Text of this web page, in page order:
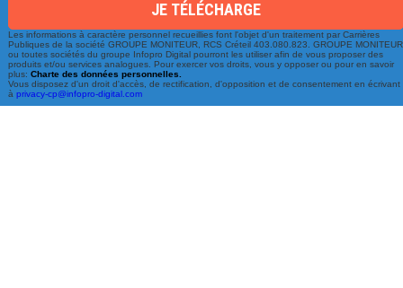
Une équipe à votre écoute
du lundi au vendredi de 9h à 17h
01 79 06 76 68
Les informations à caractère personnel recueillies font l'objet d'un traitement par Carrières
Publiques de la société GROUPE MONITEUR, RCS Créteil 403.080.823. GROUPE MONITEUR
ou toutes sociétés du groupe Infopro Digital pourront les utiliser afin de vous proposer des
produits et/ou services analogues. Pour exercer vos droits, vous y opposer ou pour en savoir
plus:Charte des données personnelles.
Vous disposez d'un droit d'accès, de rectification, d'opposition et de consentement en écrivant
àprivacy-cp@infopro-digital.com